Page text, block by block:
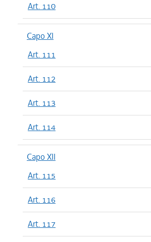
Art. 110
Capo XI
Art. 111
Art. 112
Art. 113
Art. 114
Capo XII
Art. 115
Art. 116
Art. 117